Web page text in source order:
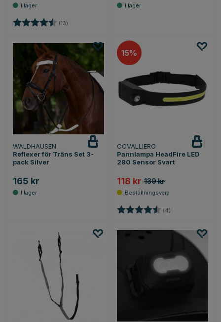
Betyg: (13)
WALDHAUSEN
Reflexer för Träns Set 3-
pack Silver
165 kr
15
COVALLIERO
Pannlampa HeadFire LED
280 Sensor Svart
118 kr 139 kr
Betyg: (4)